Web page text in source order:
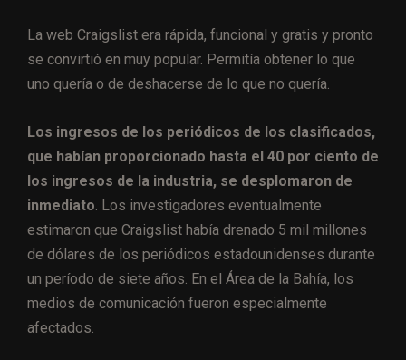
La web Craigslist era rápida, funcional y gratis y pronto
se convirtió en muy popular. Permitía obtener lo que
uno quería o de deshacerse de lo que no quería.
Los ingresos de los periódicos de los clasificados,
que habían proporcionado hasta el 40 por ciento de
los ingresos de la industria, se desplomaron de
inmediato . Los investigadores eventualmente
estimaron que Craigslist había drenado 5 mil millones
de dólares de los periódicos estadounidenses durante
un período de siete años. En el Área de la Bahía, los
medios de comunicación fueron especialmente
afectados.